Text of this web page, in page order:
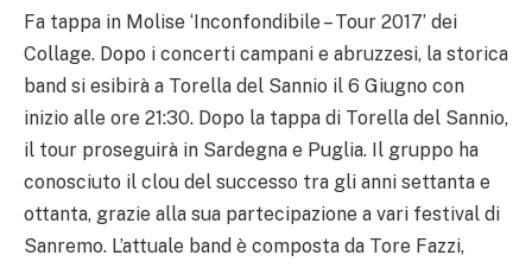
Fa tappa in Molise ‘Inconfondibile – Tour 2017’ dei
Collage. Dopo i concerti campani e abruzzesi, la storica
band si esibirà a Torella del Sannio il 6 Giugno con
inizio alle ore 21:30. Dopo la tappa di Torella del Sannio,
il tour proseguirà in Sardegna e Puglia. Il gruppo ha
conosciuto il clou del successo tra gli anni settanta e
ottanta, grazie alla sua partecipazione a vari festival di
Sanremo. L’attuale band è composta da Tore Fazzi,